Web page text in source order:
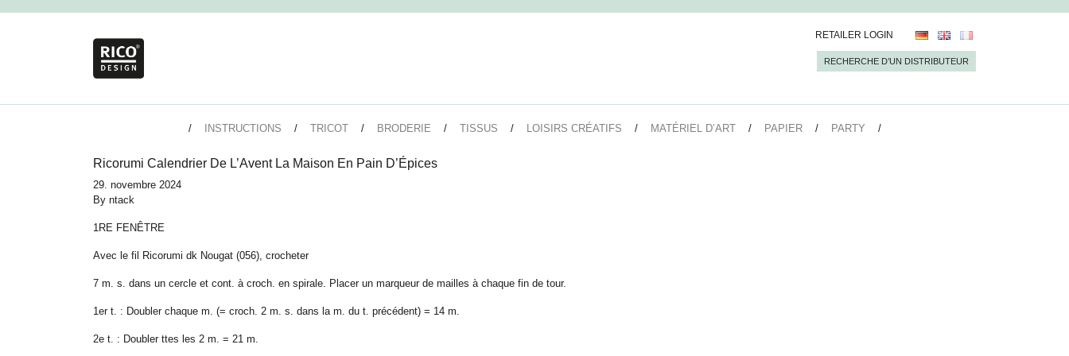
RETAILER LOGIN
RECHERCHE D’UN DISTRIBUTEUR
INSTRUCTIONS TRICOT BRODERIE TISSUS LOISIRS CRÉATIFS MATÉRIEL D’ART PAPIER PARTY
Ricorumi Calendrier De L’Avent La Maison En Pain D’Épices
29. novembre 2024
By ntack
1RE FENÊTRE
Avec le fil Ricorumi dk Nougat (056), crocheter
7 m. s. dans un cercle et cont. à croch. en spirale. Placer un marqueur de mailles à chaque fin de tour.
1er t. : Doubler chaque m. (= croch. 2 m. s. dans la m. du t. précédent) = 14 m.
2e t. : Doubler ttes les 2 m. = 21 m.